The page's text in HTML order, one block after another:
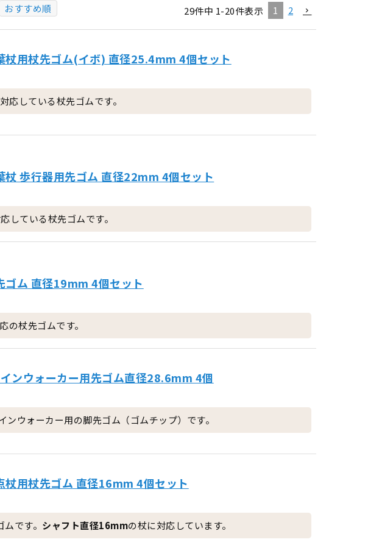
おすすめ順 29件中 1-20件表示 1 2
杖用杖先ゴム(イボ) 直径25.4mm 4個セット
応している杖先ゴムです。
歩行器用先ゴム 直径22mm 4個セット
している杖先ゴムです。
ム 直径19mm 4個セット
の杖先ゴムです。
ンウォーカー用先ゴム直径28.6mm 4個
ウォーカー用の脚先ゴム（ゴムチップ）です。
用杖先ゴム 直径16mm 4個セット
です。 シャフト直径16mmの杖に対応しています。